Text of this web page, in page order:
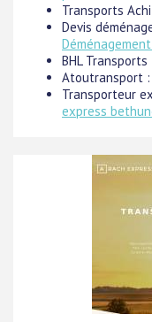
Transports
Devis
BHL Transports
Atoutransport :
Transporteur
express